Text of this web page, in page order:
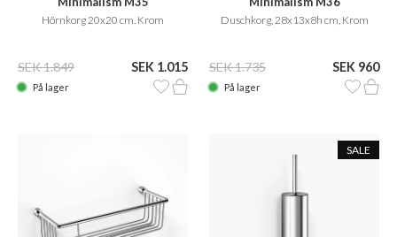
Hörnkorg 20x20 cm. Krom
SEK 1.849 SEK 1.015
På lager
Duschkorg, 28x13x8h cm, Krom
SEK 1.735 SEK 960
På lager
SALE